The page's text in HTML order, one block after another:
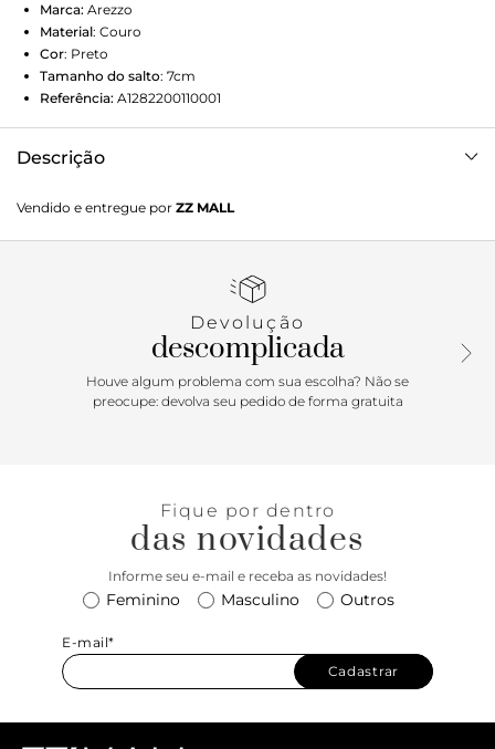
Marca: Arezzo
Material: Couro
Cor: Preto
Tamanho do salto: 7cm
Referência: A1282200110001
Descrição
bloco e bico quadrado. Fechado, traz cabedal com recorte
arredondado sobre o peito do pé e tira fina afivelada. Exibe
Vendido e entregue por ZZ MALL
Devolução
descomplicada
Houve algum problema com sua escolha? Não se
preocupe: devolva seu pedido de forma gratuita
Fique por dentro
das novidades
Informe seu e-mail e receba as novidades!
Feminino Masculino Outros
E-mail*
Cadastrar